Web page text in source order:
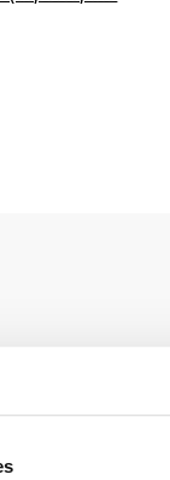
όροφος)